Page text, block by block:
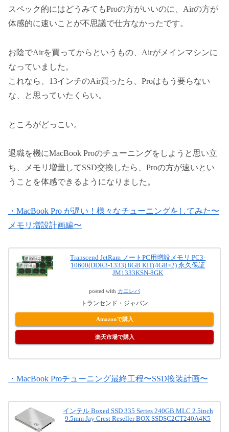
スペック的にはどうみてもProの方がいいのに、Airの方が
体感的に速いことが不思議で仕方なかったです。
お陰でAirを買ってからというもの、Airがメインマシンに
なっていました。
これなら、13インチのAir買ったら、Proはもう要らない
な、と思っていたくらい。
ところがどっこい。
退職を機にMacBook Proのチューニングをしようと思い立
ち、メモリ増量してSSD交換したら、Proの方が速いとい
うことを体感できるようになりました。
・MacBook Pro が遅い！様々なチューニングをしてみた〜
メモリ増設計画編〜
Transcend JetRam ノートPC用増設メモリ PC3-
10600(DDR3-1333) 8GB KIT(4GB×2) 永久保証
JM1333KSN-8GK
posted with カエレバ
トランセンド・ジャパン
Amazonで購入
楽天市場で購入
・MacBook Proチューニング最終工程〜SSD換装計画〜
インテル Boxed SSD 335 Series 240GB MLC 2.5inch
9.5mm Jay Crest Reseller BOX SSDSC2CT240A4K5